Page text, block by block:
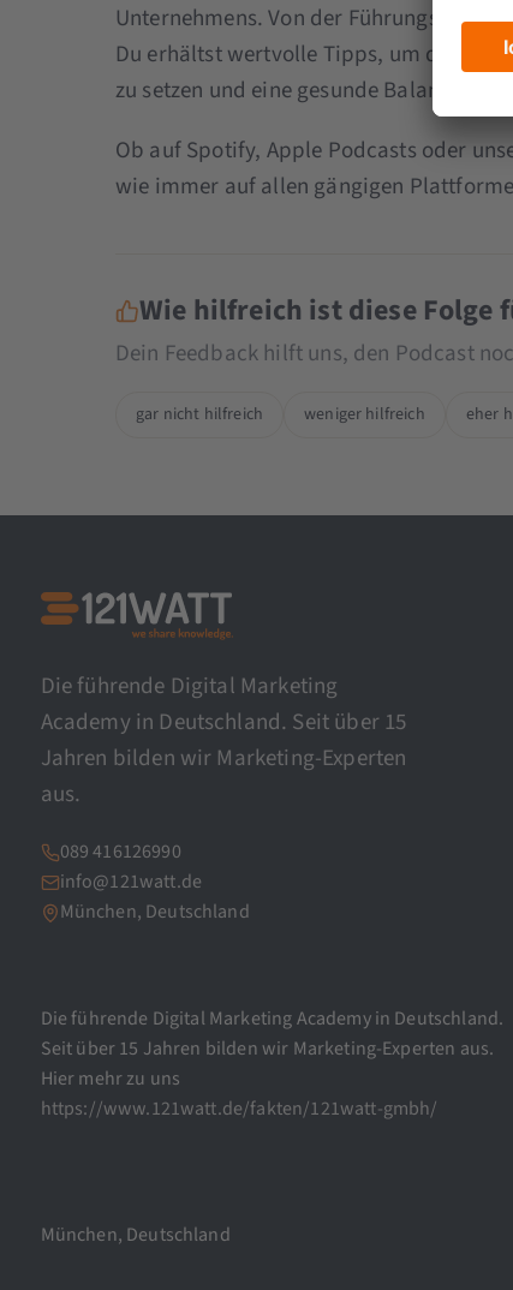
Unternehmens. Von der Führungskraft
Du erhältst wertvolle Tipps, um deinen
zu setzen und eine gesunde Balance
Ob auf Spotify, Apple Podcasts oder
wie immer auf allen gängigen
Wie hilfreich ist diese Folge
Dein Feedback hilft uns, den Podcast
gar nicht hilfreich weniger hilfreich eher
Die führende Digital Marketing
Academy in Deutschland. Seit über 15
Jahren bilden wir Marketing-Experten
aus.
089 416126990
info@121watt.de
München, Deutschland
Die führende Digital Marketing Academy in Deutschland.
Seit über 15 Jahren bilden wir Marketing-Experten aus.
Hier mehr zu uns
https://www.121watt.de/fakten/121watt-gmbh/
München, Deutschland